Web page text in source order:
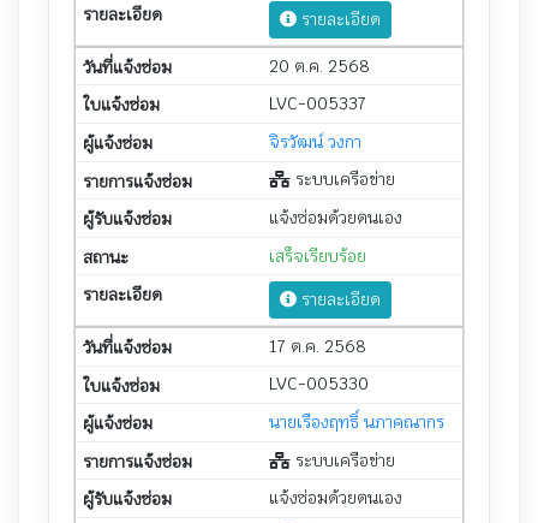
รายละเอียด
20 ต.ค. 2568
LVC-005337
จิรวัฒน์ วงกา
ระบบเครือข่าย
แจ้งซ่อมด้วยตนเอง
เสร็จเรียบร้อย
รายละเอียด
17 ต.ค. 2568
LVC-005330
นายเรืองฤทธิ์ นภาคณากร
ระบบเครือข่าย
แจ้งซ่อมด้วยตนเอง